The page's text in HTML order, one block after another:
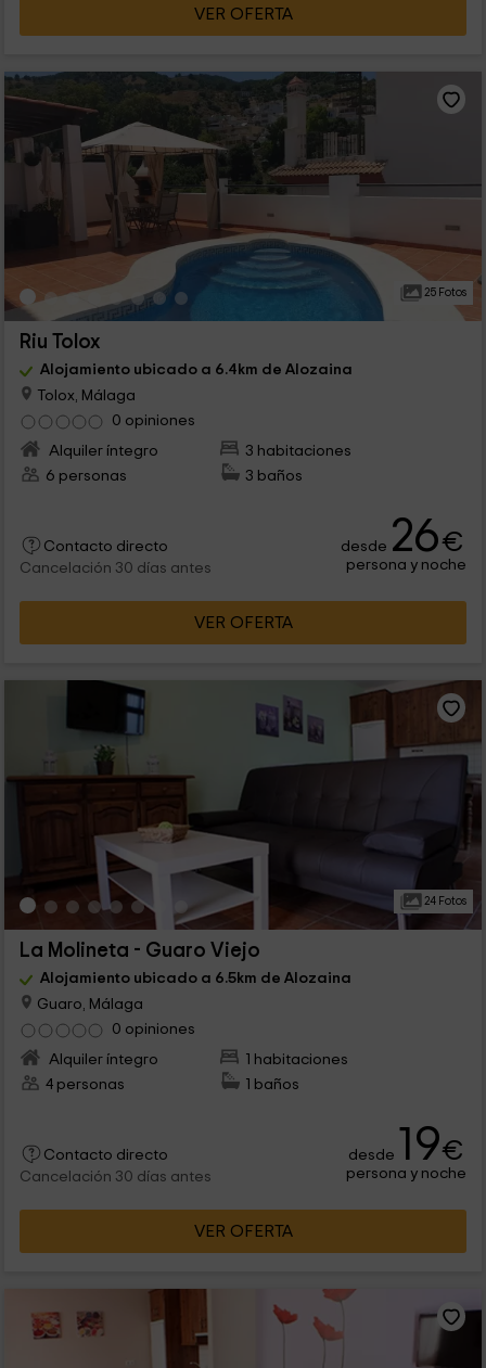
VER OFERTA
25 Fotos
Riu Tolox
Alojamiento ubicado a 6.4km de Alozaina
Tolox, Málaga
0 opiniones
Alquiler íntegro
3 habitaciones
6 personas
3 baños
Contacto directo
Cancelación 30 días antes
desde 26€
persona y noche
VER OFERTA
24 Fotos
La Molineta - Guaro Viejo
Alojamiento ubicado a 6.5km de Alozaina
Guaro, Málaga
0 opiniones
Alquiler íntegro
1 habitaciones
4 personas
1 baños
Contacto directo
Cancelación 30 días antes
desde 19€
persona y noche
VER OFERTA